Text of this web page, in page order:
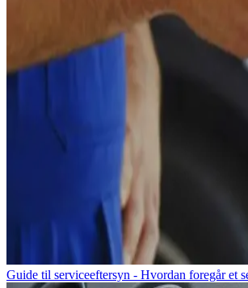
Guide til serviceeftersyn - Hvordan foregår et